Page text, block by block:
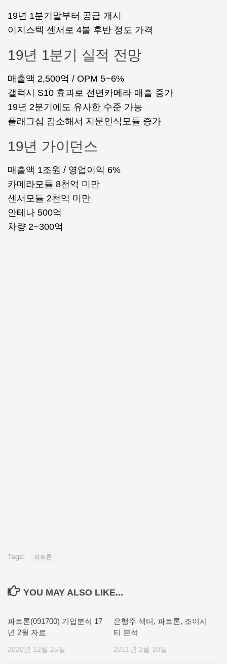
19년 1분기말부터 공급 개시
이지스텍 센서로 4불 후반 정도 가격
19년 1분기 실적 전망
매출액 2,500억 / OPM 5~6%
갤럭시 S10 효과로 전면카메라 매출 증가
19년 2분기에도 유사한 수준 가능
플래그십 감소해서 지문인식모듈 증가
19년 가이던스
매출액 1조원 / 영업이익 6%
카메라모듈 8천억 미만
센서모듈 2천억 미만
안테나 500억
차량 2~300억
Tags: 파트론
YOU MAY ALSO LIKE...
파트론(091700) 기업분석 17
년 2월 자료
2020년 12월 25일
은행주 섹터, 파트론, 조이시
티 분석
2011년 2월 10일